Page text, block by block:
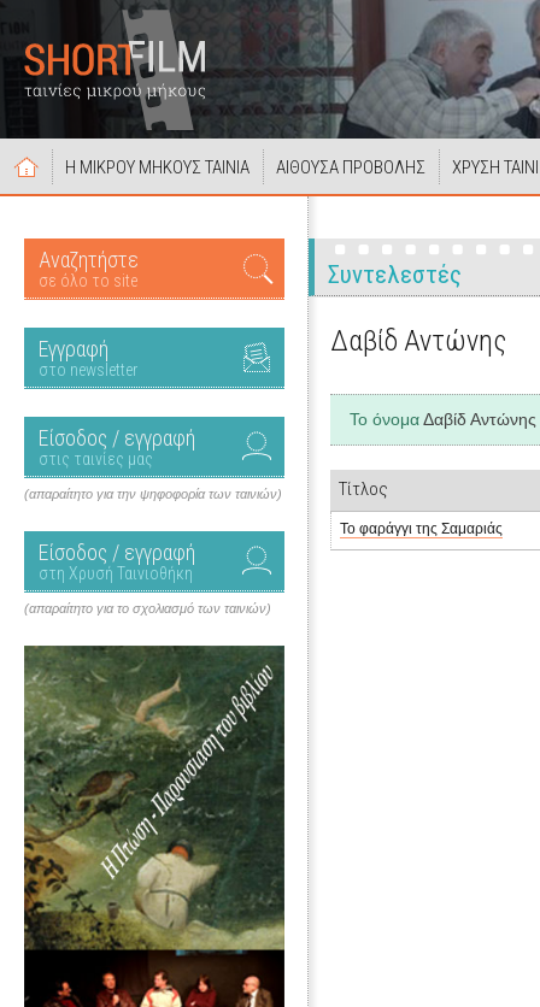
Η ΜΙΚΡΟΥ ΜΗΚΟΥΣ ΤΑΙΝΙΑ ΑΙΘΟΥΣΑ ΠΡΟΒΟΛΗΣ ΧΡΥΣΗ
Αναζητήστε
σε όλο το site
Εγγραφή
στο newsletter
Είσοδος / εγγραφή
στις ταινίες μας
(απαραίτητο για την ψηφοφορία των ταινιών)
Είσοδος / εγγραφή
στη Χρυσή Ταινιοθήκη
(απαραίτητο για το σχολιασμό των ταινιών)
Συντελεστές
Δαβίδ Αντώνης
Το όνομαΔαβίδ Αντώνης
Τίτλος
Το φαράγγι της Σαμαριάς